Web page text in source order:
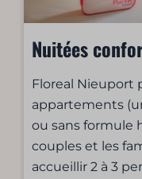
Nuitées
Floreal Nieuport
appartements
ou sans formule
couples et les
accueillir 2 à 3